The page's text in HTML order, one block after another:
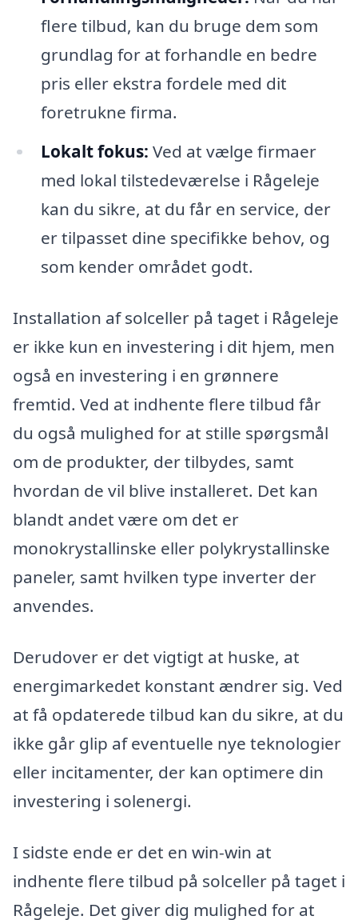
flere tilbud, kan du bruge dem som
grundlag for at forhandle en bedre
pris eller ekstra fordele med dit
foretrukne firma.
Lokalt fokus: Ved at vælge firmaer
med lokal tilstedeværelse i Rågeleje
kan du sikre, at du får en service, der
er tilpasset dine specifikke behov, og
som kender området godt.
Installation af solceller på taget i Rågeleje
er ikke kun en investering i dit hjem, men
også en investering i en grønnere
fremtid. Ved at indhente flere tilbud får
du også mulighed for at stille spørgsmål
om de produkter, der tilbydes, samt
hvordan de vil blive installeret. Det kan
blandt andet være om det er
monokrystallinske eller polykrystallinske
paneler, samt hvilken type inverter der
anvendes.
Derudover er det vigtigt at huske, at
energimarkedet konstant ændrer sig. Ved
at få opdaterede tilbud kan du sikre, at du
ikke går glip af eventuelle nye teknologier
eller incitamenter, der kan optimere din
investering i solenergi.
I sidste ende er det en win-win at
indhente flere tilbud på solceller på taget i
Rågeleje. Det giver dig mulighed for at